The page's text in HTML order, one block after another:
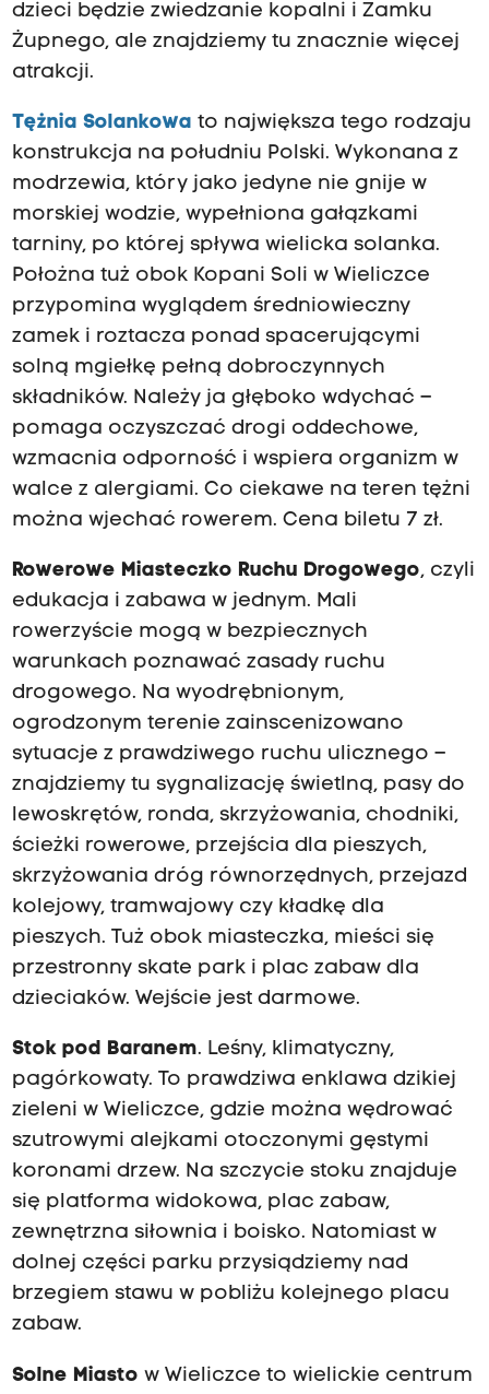
dzieci będzie zwiedzanie kopalni i Zamku
Żupnego, ale znajdziemy tu znacznie więcej
atrakcji.
Tężnia Solankowa to największa tego rodzaju
konstrukcja na południu Polski. Wykonana z
modrzewia, który jako jedyne nie gnije w
morskiej wodzie, wypełniona gałązkami
tarniny, po której spływa wielicka solanka.
Położna tuż obok Kopani Soli w Wieliczce
przypomina wyglądem średniowieczny
zamek i roztacza ponad spacerującymi
solną mgiełkę pełną dobroczynnych
składników. Należy ja głęboko wdychać –
pomaga oczyszczać drogi oddechowe,
wzmacnia odporność i wspiera organizm w
walce z alergiami. Co ciekawe na teren tężni
można wjechać rowerem. Cena biletu 7 zł.
Rowerowe Miasteczko Ruchu Drogowego, czyli
edukacja i zabawa w jednym. Mali
rowerzyście mogą w bezpiecznych
warunkach poznawać zasady ruchu
drogowego. Na wyodrębnionym,
ogrodzonym terenie zainscenizowano
sytuacje z prawdziwego ruchu ulicznego –
znajdziemy tu sygnalizację świetlną, pasy do
lewoskrętów, ronda, skrzyżowania, chodniki,
ścieżki rowerowe, przejścia dla pieszych,
skrzyżowania dróg równorzędnych, przejazd
kolejowy, tramwajowy czy kładkę dla
pieszych. Tuż obok miasteczka, mieści się
przestronny skate park i plac zabaw dla
dzieciaków. Wejście jest darmowe.
Stok pod Baranem. Leśny, klimatyczny,
pagórkowaty. To prawdziwa enklawa dzikiej
zieleni w Wieliczce, gdzie można wędrować
szutrowymi alejkami otoczonymi gęstymi
koronami drzew. Na szczycie stoku znajduje
się platforma widokowa, plac zabaw,
zewnętrzna siłownia i boisko. Natomiast w
dolnej części parku przysiądziemy nad
brzegiem stawu w pobliżu kolejnego placu
zabaw.
Solne Miasto w Wieliczce to wielickie centrum
b
e
r
y
m
b
o
g
t
ą
u
n
a
t
w
ą
o
e
k
ę
s
l
n
i
c
z
e
o
r
z
w
s
a
w
r
c
e
o
l
g
c